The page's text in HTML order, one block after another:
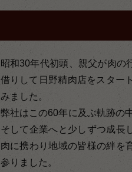
昭和30年代初頭、親父が肉の
借りして日野精肉店をスター
みました。
弊社はこの60年に及ぶ軌跡の
そして企業へと少しずつ成長
肉に携わり地域の皆様の絆を
参りました。